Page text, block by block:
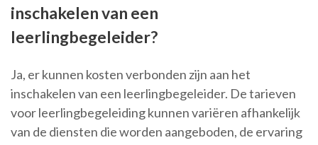
inschakelen van een
leerlingbegeleider?
Ja, er kunnen kosten verbonden zijn aan het
inschakelen van een leerlingbegeleider. De tarieven
voor leerlingbegeleiding kunnen variëren afhankelijk
van de diensten die worden aangeboden, de ervaring